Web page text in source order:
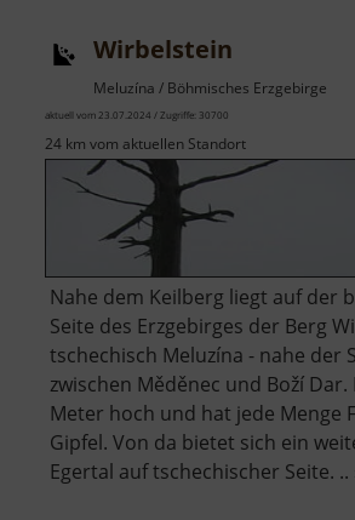
Wirbelstein
Meluzína / Böhmisches Erzgebirge
aktuell vom 23.07.2024 / Zugriffe: 30700
24 km vom aktuellen Standort
Nahe dem Keilberg liegt auf der
Seite des Erzgebirges der Berg
tschechisch Meluzína - nahe der
zwischen Měděnec und Boží Dar.
Meter hoch und hat jede Menge
Gipfel. Von da bietet sich ein
Egertal auf tschechischer Seite. ..